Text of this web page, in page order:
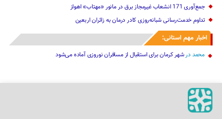
تداوم خدمت‌رسانی شبانه‌روزی کادر درمان به زائران اربعین
اخبار مهم استانی:
محمددرشهر کرمان برای استقبال از مسافران نوروزی آماده می‌شود